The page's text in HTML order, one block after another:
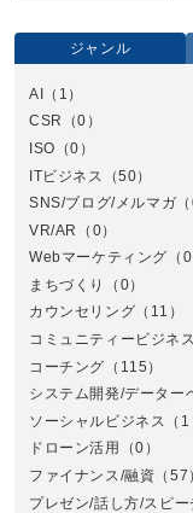
ジャンル
AI （1）
CSR
（0）
ISO （0）
ITビジネス
（50）
SNS/ブログ/メルマガ
VR/AR
（0）
Webマーケティング （0
まちづくり
（0）
カウンセリング （11）
コミュニティービジネス
コーチング （115）
システム開発/データー
ソーシャルビジネス （1
ドローン活用
（0）
ファイナンス/融資 （57
プレゼン/話し方/スピー